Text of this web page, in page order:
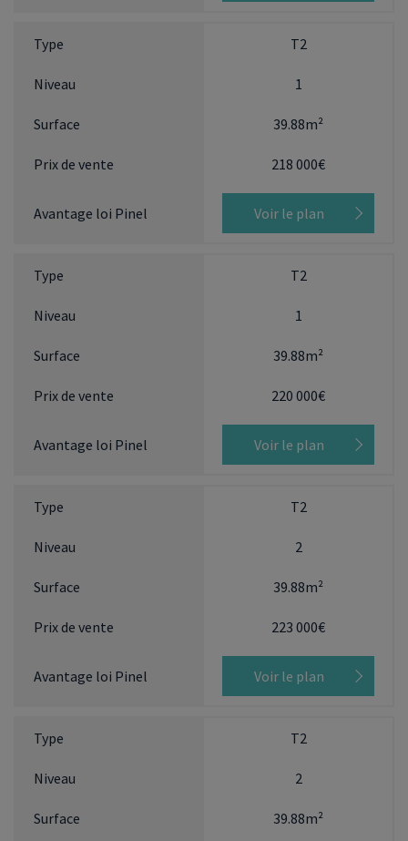
T2
1
39.88m²
218 000€
Voir le plan
T2
1
39.88m²
220 000€
Voir le plan
T2
2
39.88m²
223 000€
Voir le plan
T2
2
39.88m²